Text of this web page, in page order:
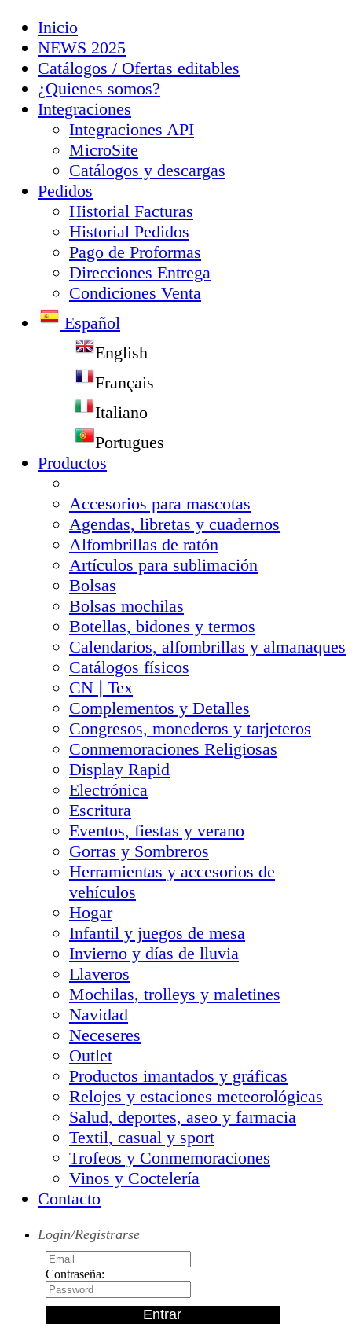
Inicio
NEWS 2025
Catálogos / Ofertas editables
¿Quienes somos?
Integraciones
Integraciones API
MicroSite
Catálogos y descargas
Pedidos
Historial Facturas
Historial Pedidos
Pago de Proformas
Direcciones Entrega
Condiciones Venta
Español
English
Français
Italiano
Portugues
Productos
Accesorios para mascotas
Agendas, libretas y cuadernos
Alfombrillas de ratón
Artículos para sublimación
Bolsas
Bolsas mochilas
Botellas, bidones y termos
Calendarios, alfombrillas y almanaques
Catálogos físicos
CN❘Tex
Complementos y Detalles
Congresos, monederos y tarjeteros
Conmemoraciones Religiosas
Display Rapid
Electrónica
Escritura
Eventos, fiestas y verano
Gorras y Sombreros
Herramientas y accesorios de
vehículos
Hogar
Infantil y juegos de mesa
Invierno y días de lluvia
Llaveros
Mochilas, trolleys y maletines
Navidad
Neceseres
Outlet
Productos imantados y gráficas
Relojes y estaciones meteorológicas
Salud, deportes, aseo y farmacia
Textil, casual y sport
Trofeos y Conmemoraciones
Vinos y Coctelería
Contacto
Login/Registrarse
Contraseña: